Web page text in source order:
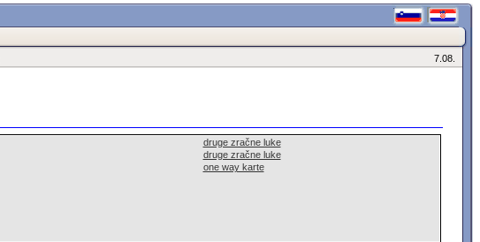
7.08.
druge zračne luke
druge zračne luke
one way karte